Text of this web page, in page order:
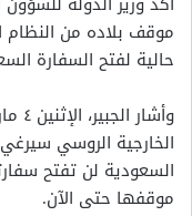
موقف بلاده من النظام
حالية لفتح السفارة
الخارجية الروسي
السعودية لن تفتح
موقفها حتى الآن.